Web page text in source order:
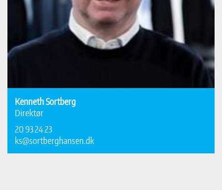
Kenneth Sortberg
Direktør
20 93 24 23
ks@sortberghansen.dk